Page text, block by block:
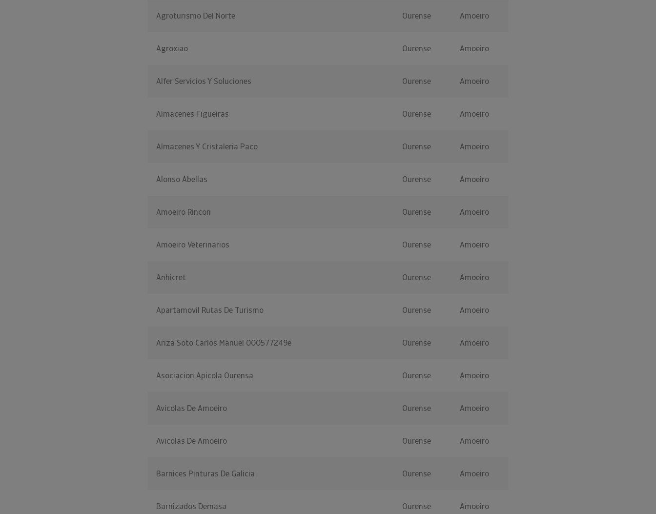
Agroturismo Del Norte Ourense Amoeiro
Agroxiao Ourense Amoeiro
Alfer Servicios Y Soluciones Ourense Amoeiro
Almacenes Figueiras Ourense Amoeiro
Almacenes Y Cristaleria Paco Ourense Amoeiro
Alonso Abellas Ourense Amoeiro
Amoeiro Rincon Ourense Amoeiro
Amoeiro Veterinarios Ourense Amoeiro
Anhicret Ourense Amoeiro
Apartamovil Rutas De Turismo Ourense Amoeiro
Ariza Soto Carlos Manuel 000577249e Ourense Amoeiro
Asociacion Apicola Ourensa Ourense Amoeiro
Avicolas De Amoeiro Ourense Amoeiro
Avicolas De Amoeiro Ourense Amoeiro
Barnices Pinturas De Galicia Ourense Amoeiro
Barnizados Demasa Ourense Amoeiro